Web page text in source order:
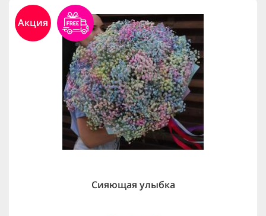
Акция
Сияющая улыбка